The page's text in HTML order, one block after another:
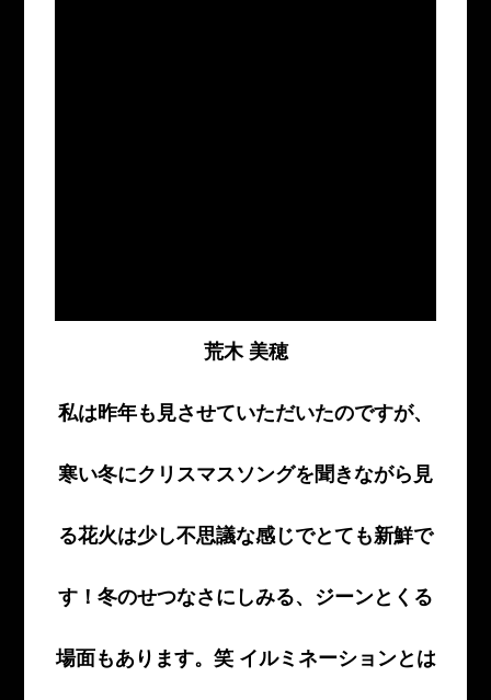
荒木 美穂
私は昨年も見させていただいたのですが、
寒い冬にクリスマスソングを聞きながら見
る花火は少し不思議な感じでとても新鮮で
す！冬のせつなさにしみる、ジーンとくる
場面もあります。笑 イルミネーションとは